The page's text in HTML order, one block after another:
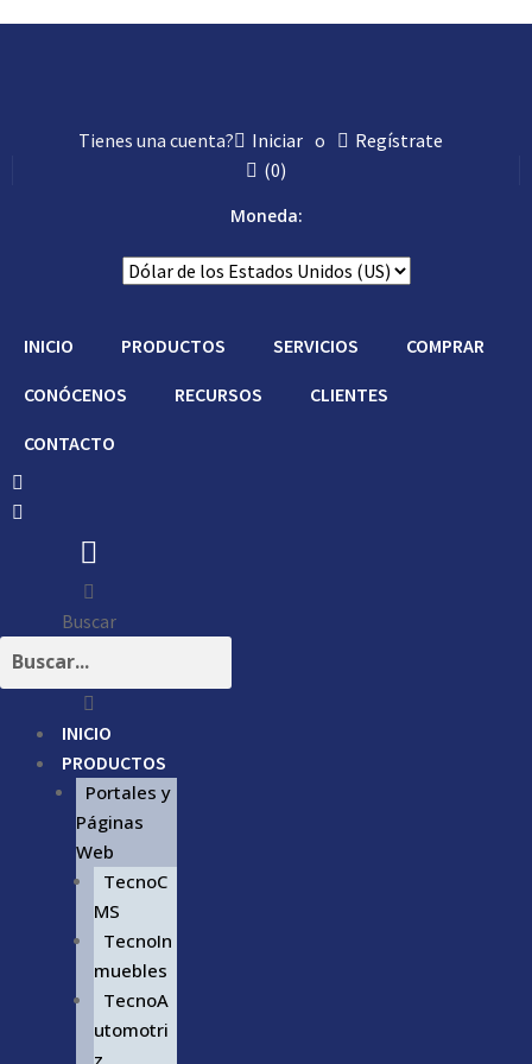
Tienes una cuenta? Iniciar o
Regístrate
(0)
Moneda:
INICIO PRODUCTOS SERVICIOS COMPRAR
CONÓCENOS RECURSOS CLIENTES
CONTACTO
Buscar
INICIO
PRODUCTOS
Portales y
Páginas
Web
TecnoC
MS
TecnoIn
muebles
TecnoA
utomotri